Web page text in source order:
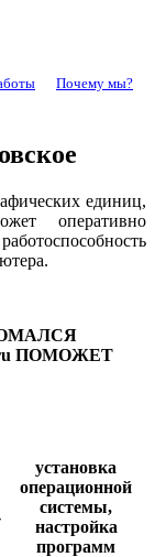
Почему мы?
единиц,
оперативно
ПОМОЖЕТ
установка
операционной
системы,
настройка
программ